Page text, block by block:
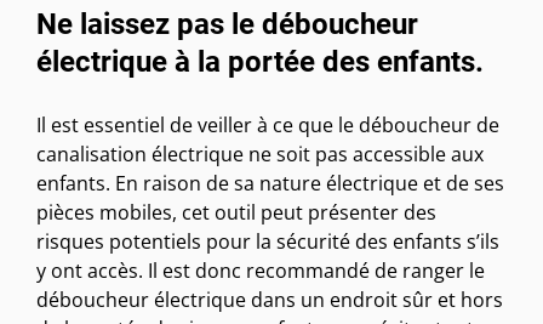
Ne laissez pas le déboucheur
électrique à la portée des enfants.
Il est essentiel de veiller à ce que le déboucheur de
canalisation électrique ne soit pas accessible aux
enfants. En raison de sa nature électrique et de ses
pièces mobiles, cet outil peut présenter des
risques potentiels pour la sécurité des enfants s’ils
y ont accès. Il est donc recommandé de ranger le
déboucheur électrique dans un endroit sûr et hors